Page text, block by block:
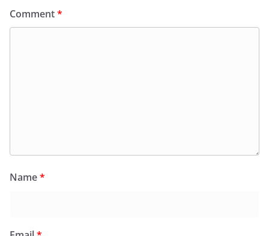
Comment*
Name*